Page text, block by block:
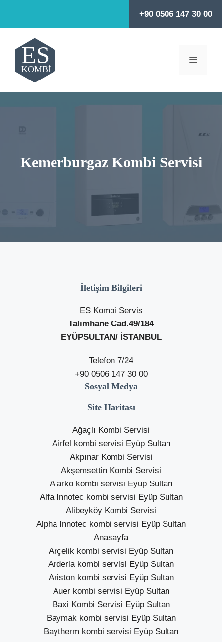
+90 0506 147 30 00
MENÜ
Kemerburgaz Kombi Servisi
İletişim Bilgileri
ES Kombi Servis
Talimhane Cad.49/184
EYÜPSULTAN/ İSTANBUL
Telefon 7/24
+90 0506 147 30 00
Sosyal Medya
Site Haritası
Ağaçlı Kombi Servisi
Airfel kombi servisi Eyüp Sultan
Akpınar Kombi Servisi
Akşemsettin Kombi Servisi
Alarko kombi servisi Eyüp Sultan
Alfa Innotec kombi servisi Eyüp Sultan
Alibeyköy Kombi Servisi
Alpha Innotec kombi servisi Eyüp Sultan
Anasayfa
Arçelik kombi servisi Eyüp Sultan
Arderia kombi servisi Eyüp Sultan
Ariston kombi servisi Eyüp Sultan
Auer kombi servisi Eyüp Sultan
Baxi Kombi Servisi Eyüp Sultan
Baymak kombi servisi Eyüp Sultan
Baytherm kombi servisi Eyüp Sultan